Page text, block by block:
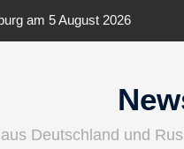
größer, internationaler und
Deutschland und